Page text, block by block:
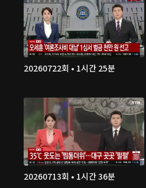
20260722회 • 1시간 25분
20260713회 • 1시간 36분